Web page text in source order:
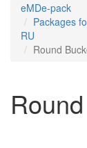
eMDe-pack
Packages
RU
Round